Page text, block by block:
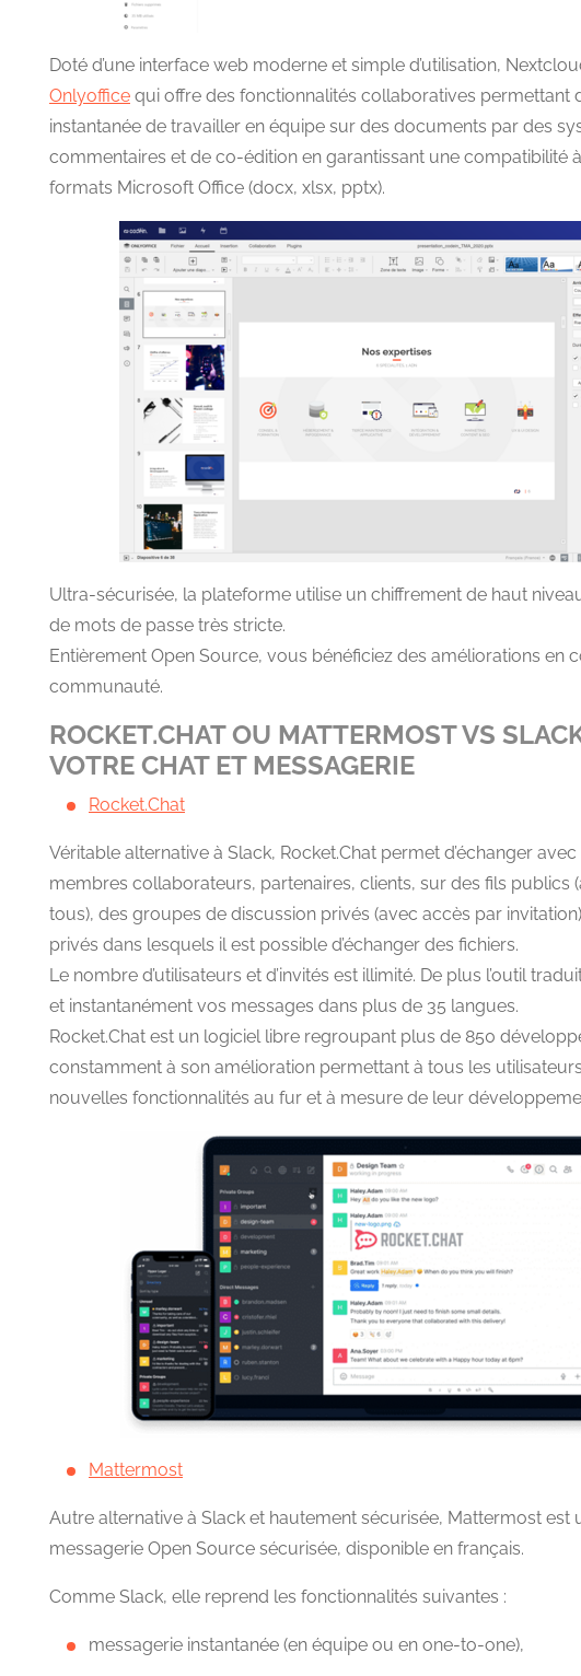
Doté d’une interface web moderne et simple d’utilisation,
Onlyoffice qui offre des fonctionnalités collaboratives permettant
instantanée de travailler en équipe sur des documents par des
commentaires et de co-édition en garantissant une compatibilité
formats Microsoft Office (docx, xlsx, pptx).
Ultra-sécurisée, la plateforme utilise un chiffrement de haut
de mots de passe très stricte.
Entièrement Open Source, vous bénéficiez des améliorations en
communauté.
ROCKET.CHAT OU MATTERMOST VS
VOTRE CHAT ET MESSAGERIE
Rocket.Chat
Véritable alternative à Slack, Rocket.Chat permet d’échanger
membres collaborateurs, partenaires, clients, sur des fils publics
tous), des groupes de discussion privés (avec accès par
privés dans lesquels il est possible d’échanger des fichiers.
Le nombre d’utilisateurs et d’invités est illimité. De plus l’outil
et instantanément vos messages dans plus de 35 langues.
Rocket.Chat est un logiciel libre regroupant plus de 850
constamment à son amélioration permettant à tous les
nouvelles fonctionnalités au fur et à mesure de leur
Mattermost
Autre alternative à Slack et hautement sécurisée, Mattermost est
messagerie Open Source sécurisée, disponible en français.
Comme Slack, elle reprend les fonctionnalités suivantes :
messagerie instantanée (en équipe ou en one-to-one),